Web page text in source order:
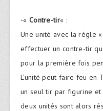
-« Contre-tir« :
Une unité avec la règle
effectuer un contre-tir
pour la première fois
L’unité peut faire feu en
un seul tir par figurine
deux unités sont alors